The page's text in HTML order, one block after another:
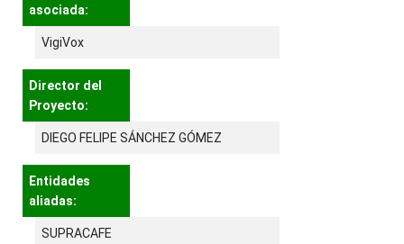
asociada:
VigiVox
Director del
Proyecto:
DIEGO FELIPE SÁNCHEZ GÓMEZ
Entidades
aliadas:
SUPRACAFE